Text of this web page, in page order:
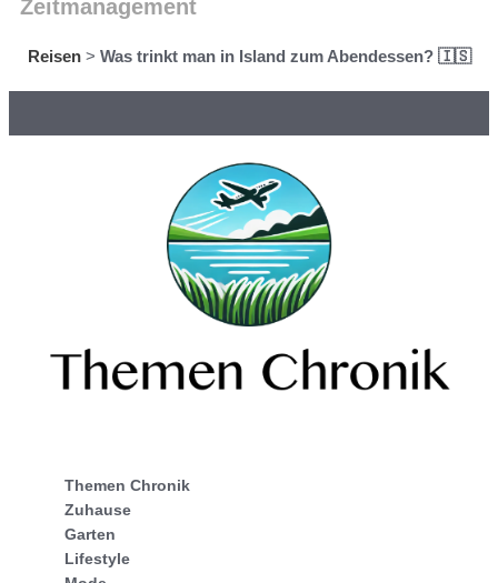
Zeitmanagement
Reisen> Was trinkt man in Island zum Abendessen? 🇮🇸
Themen Chronik
Zuhause
Garten
Lifestyle